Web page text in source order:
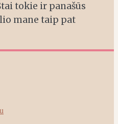
tokie ir panašūs
mane taip pat